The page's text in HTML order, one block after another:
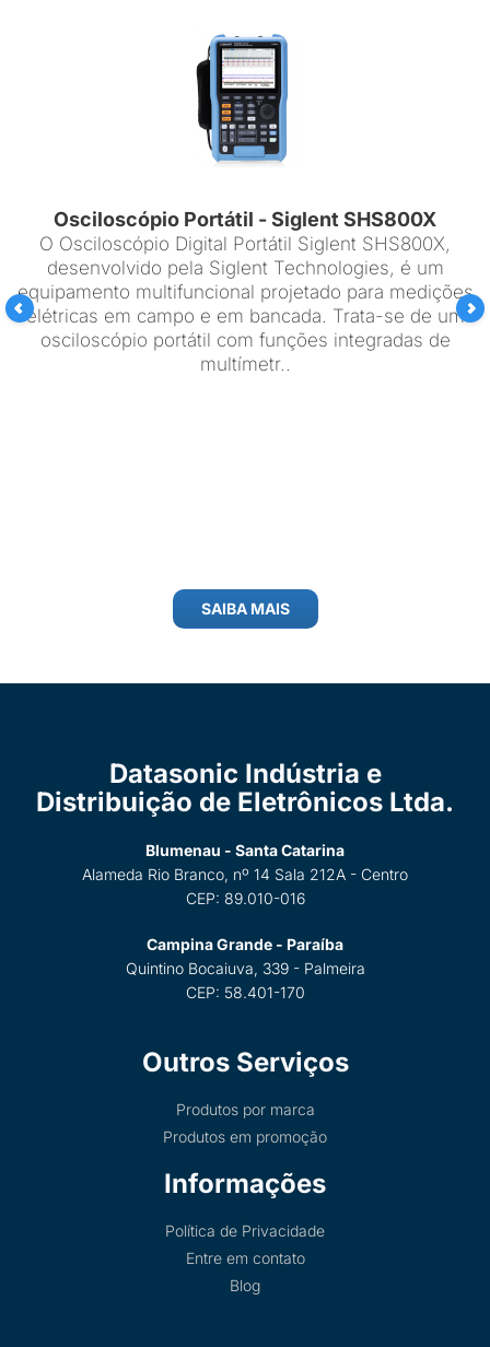
Osciloscópio Portátil - Siglent SHS800X
O Osciloscópio Digital Portátil Siglent SHS800X,
desenvolvido pela Siglent Technologies, é um
equipamento multifuncional projetado para medições
elétricas em campo e em bancada. Trata-se de um
osciloscópio portátil com funções integradas de
multímetr..
SAIBA MAIS
Datasonic Indústria e
Distribuição de Eletrônicos Ltda.
Blumenau - Santa Catarina
Alameda Rio Branco, nº 14 Sala 212A - Centro
CEP: 89.010-016
Campina Grande - Paraíba
Quintino Bocaiuva, 339 - Palmeira
CEP: 58.401-170
Outros Serviços
Produtos por marca
Produtos em promoção
Informações
Política de Privacidade
Entre em contato
Blog